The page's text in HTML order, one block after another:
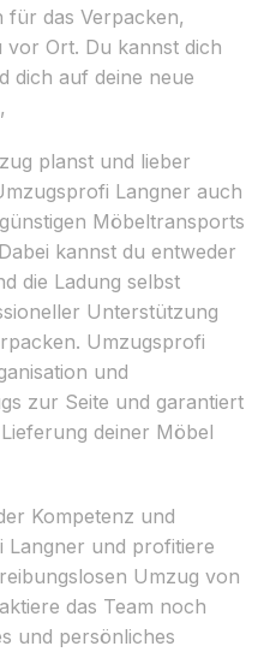
das Verpacken,
Ort. Du kannst dich
dich auf deine neue
planst und lieber
Langner auch
Möbeltransports
kannst du entweder
die Ladung selbst
Unterstützung
Umzugsprofi
und
zur Seite und garantiert
deiner Möbel
Kompetenz und
und profitiere
Umzug von
das Team noch
und persönliches